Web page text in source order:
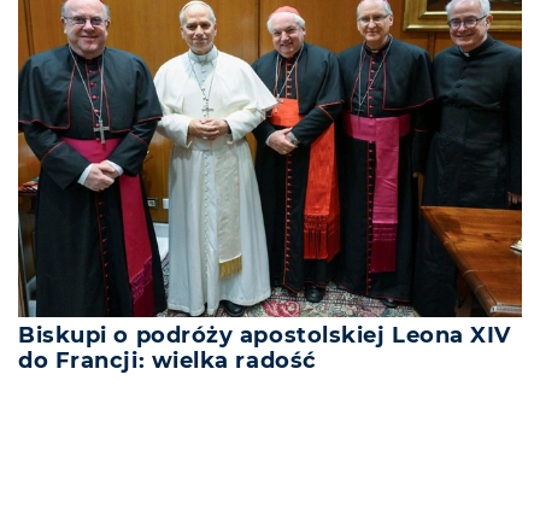
Biskupi o podróży apostolskiej Leona XIV
do Francji: wielka radość